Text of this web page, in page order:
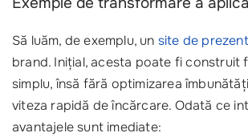
Să luăm, de exemplu, un site de
brand. Inițial, acesta poate fi construit
simplu, însă fără optimizarea
viteza rapidă de încărcare. Odată ce
avantajele sunt imediate: